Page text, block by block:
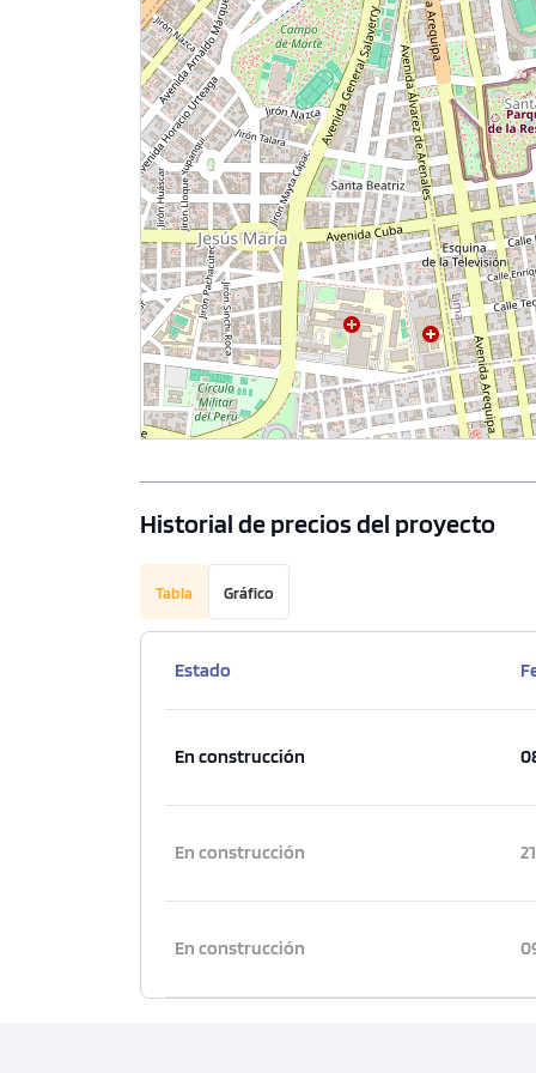
Historial de precios del proyecto
Tabla Gráfico
Estado
En construcción
En construcción
En construcción